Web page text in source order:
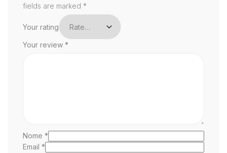
fields are marked *
Your rating
Your review *
Nome *
Email *